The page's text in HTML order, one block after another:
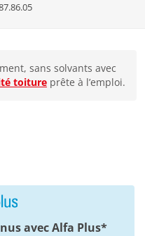
sans solvants avec
toiture prête à l’emploi.
avec Alfa Plus*